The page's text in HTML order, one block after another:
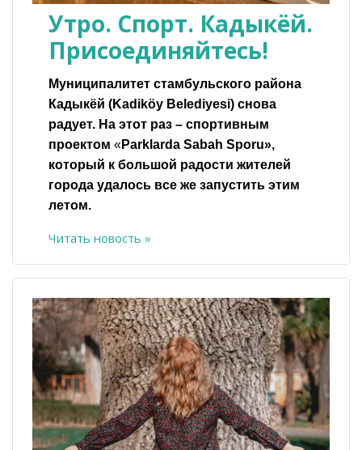
Утро. Спорт. Кадыкёй.
Присоединяйтесь!
Муниципалитет стамбульского района
Кадыкёй (Kadiköy Belediyesi) снова
радует. На этот раз – спортивным
проектом «Parklarda Sabah Sporu»,
который к большой радости жителей
города удалось все же запустить этим
летом.
Читать новость »